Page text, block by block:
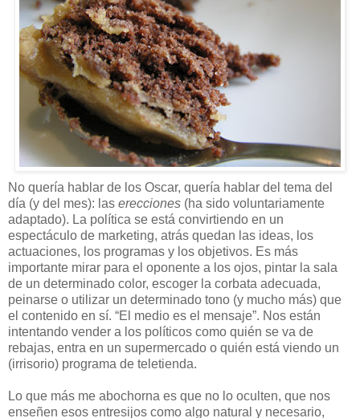
No quería hablar de los Oscar, quería hablar del tema del
día (y del mes): las erecciones (ha sido voluntariamente
adaptado). La política se está convirtiendo en un
espectáculo de marketing, atrás quedan las ideas, los
actuaciones, los programas y los objetivos. Es más
importante mirar para el oponente a los ojos, pintar la sala
de un determinado color, escoger la corbata adecuada,
peinarse o utilizar un determinado tono (y mucho más) que
el contenido en sí. “El medio es el mensaje”. Nos están
intentando vender a los políticos como quién se va de
rebajas, entra en un supermercado o quién está viendo un
(irrisorio) programa de teletienda.
Lo que más me abochorna es que no lo oculten, que nos
enseñen esos entresijos como algo natural y necesario,